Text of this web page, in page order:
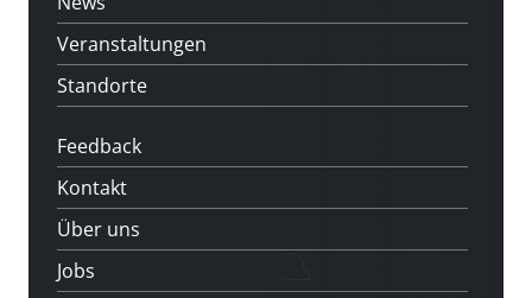
Veranstaltungen
Standorte
Feedback
Kontakt
Über uns
Jobs